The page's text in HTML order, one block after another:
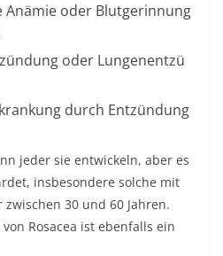
Anämie oder Blutgerinnung
oder Lungenentzü
durch Entzündung
jeder sie entwickeln, aber es
insbesondere solche mit
30 und 60 Jahren.
Rosacea ist ebenfalls ein